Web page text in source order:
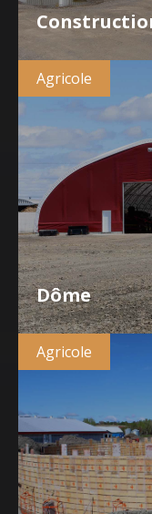
Agricole
Dôme
Agricole